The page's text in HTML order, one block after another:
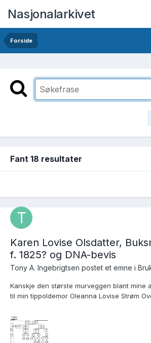
Nasjonalarkivet
Forside
Fant 18 resultater
Karen Lovise Olsdatter,
f. 1825? og DNA-bevis
Tony A. Ingebrigtsen postet et emne i
Kanskje den største murveggen blant mine
til min tippoldemor Oleanna Lovise Strøm
sannsynligvis Ove Jørgen Christiansen fra
Trøndelag, men moren, altså Karen Lovise